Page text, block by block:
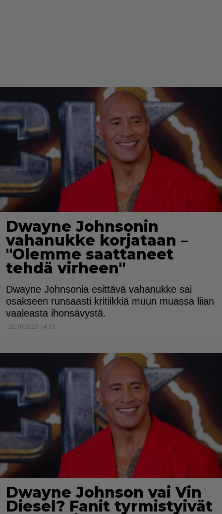
Dwayne Johnsonin
vahanukke korjataan –
"Olemme saattaneet
tehdä virheen"
Dwayne Johnsonia esittävä vahanukke sai
osakseen runsaasti kritiikkiä muun muassa liian
vaaleasta ihonsävystä.
26.10.2023 14:15
Dwayne Johnson vai Vin
Diesel? Fanit tyrmistyivät